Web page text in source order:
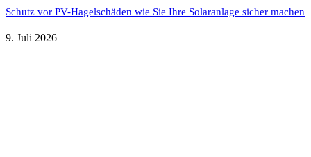
Schutz vor PV-Hagelschäden wie Sie Ihre Solaranlage sicher machen
9. Juli 2026